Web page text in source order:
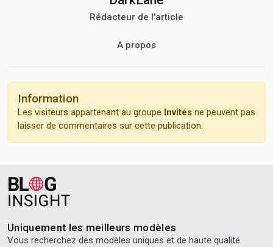
Rédacteur de l'article
A propos
Information
Les visiteurs appartenant au groupe Invités ne peuvent pas
laisser de commentaires sur cette publication.
Uniquement les meilleurs modèles
Vous recherchez des modèles uniques et de haute qualité